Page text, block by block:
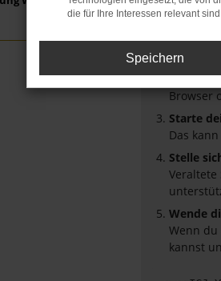
Laden
Prüfe
Manche
Browser
Starte
Das
Stelle
Wende
Wenn
kannst
die für Ihre Interessen relevant
Speichern